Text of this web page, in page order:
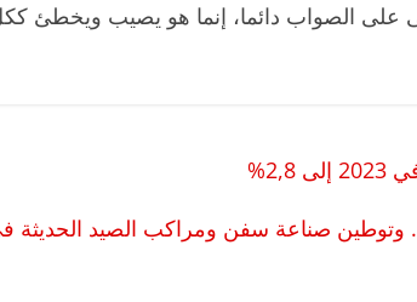
على الصواب دائما، إنما هو يصيب ويخطئ
وتوطين صناعة سفن ومراكب الصيد الحديثة